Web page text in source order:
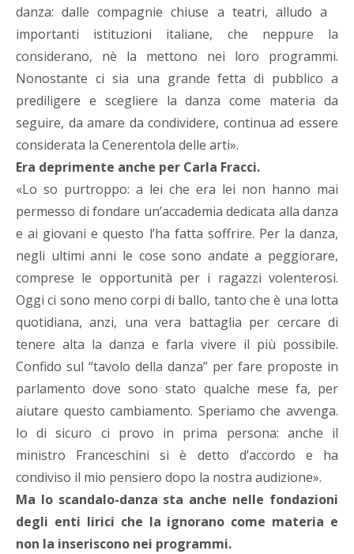
danza: dalle compagnie chiuse a teatri, alludo a
importanti istituzioni italiane, che neppure la
considerano, nè la mettono nei loro programmi.
Nonostante ci sia una grande fetta di pubblico a
prediligere e scegliere la danza come materia da
seguire, da amare da condividere, continua ad essere
considerata la Cenerentola delle arti».
Era deprimente anche per Carla Fracci.
«Lo so purtroppo: a lei che era lei non hanno mai
permesso di fondare un’accademia dedicata alla danza
e ai giovani e questo l’ha fatta soffrire. Per la danza,
negli ultimi anni le cose sono andate a peggiorare,
comprese le opportunità per i ragazzi volenterosi.
Oggi ci sono meno corpi di ballo, tanto che è una lotta
quotidiana, anzi, una vera battaglia per cercare di
tenere alta la danza e farla vivere il più possibile.
Confido sul “tavolo della danza” per fare proposte in
parlamento dove sono stato qualche mese fa, per
aiutare questo cambiamento. Speriamo che avvenga.
Io di sicuro ci provo in prima persona: anche il
ministro Franceschini si è detto d’accordo e ha
condiviso il mio pensiero dopo la nostra audizione».
Ma lo scandalo-danza sta anche nelle fondazioni
degli enti lirici che la ignorano come materia e
non la inseriscono nei programmi.